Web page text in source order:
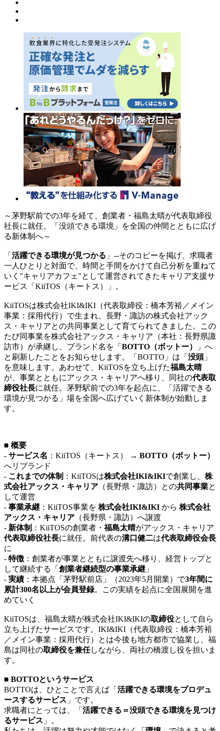
～茅野駅前での3年を経て、創業者・福島太晴が代表取締役
社長に就任。「没頭できる環境」を全国の仲間とともに広げ
る新体制へ～
「 活躍できる環境が見つかる 」--そのコピーを掲げ、求職者
一人ひとりと対面で、時間と手間をかけて自己分析を重ねて
いく"キャリアカフェ"として運営されてきたキャリア支援サ
ービス「KiiTOS（キートス）」。
KiiTOSは株式会社IKI&IKI（代表取締役：橋本芳裕／メイン
事業：採用代行）で生まれ、長野・諏訪の株式会社アック
ス・キャリアとの共同事業として育てられてきました。この
たび同事業を株式会社アックス・キャリア（本社：長野県諏
訪市）が承継し、ブランド名を「 BOTTO（ボットー）
」へ
と刷新したことをお知らせします。「BOTTO」は「 没頭 」
を意味します。あわせて、KiiTOSを立ち上げた福島太晴
が、事業とともにアックス・キャリアへ移り、同社の代表取
締役社長に就任。茅野駅前での3年を起点に、「活躍できる
環境が見つかる」場を全国へ広げていく新体制が始動しま
す。
■ 概要
- サービス名 ：KiiTOS（キートス） → BOTTO（ボットー）
へリブランド
- これまでの体制 ：KiiTOSは株式会社IKI&IKIで創業し、 株
式会社アックス・キャリア （長野県・諏訪）との共同事業と
して運営
- 事業承継 ：KiiTOS事業を 株式会社IKI&IKI から 株式会社
アックス・キャリア （長野県・諏訪）へ譲渡
- 新体制 ：KiiTOSの創業者・福島太晴がアックス・キャリア
代表取締役社長に就任。前代表の溝口健二は代表取締役会長
に
- 特徴 ：創業者が事業とともに譲渡先へ移り、経営トップと
して継続する「 創業者継続型の事業承継 」
- 実績 ：本拠点「茅野駅前店」（2023年5月開業）で3年間に
累計300名以上が会員登録。この実績を起点に全国展開を進
めていく
KiiTOSは、福島太晴が株式会社IKI&IKIの取締役として自ら
立ち上げたサービスです。IKI&IKI（代表取締役：橋本芳裕
／メイン事業：採用代行）とは今後も地方都市で協業し、福
島は同社の取締役を兼任しながら、両社の橋渡し役を担いま
す。
■ BOTTOというサービス
BOTTOは、ひとことで言えば「 活躍できる環境をプロデュ
ースするサービス 」です。
求職者にとっては、「 活躍できる＝没頭できる環境を見つけ
るサービス 」。